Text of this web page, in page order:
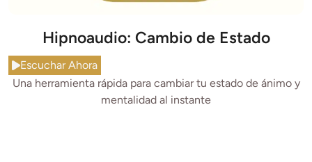
Hipnoaudio: Cambio de Estado
Escuchar Ahora
Una herramienta rápida para cambiar tu estado de ánimo y
mentalidad al instante